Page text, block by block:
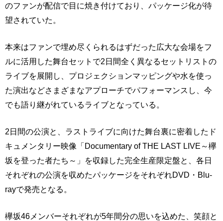
のファンが配信で目に焼き付けており、パッケージ化が待
望されていた。
本来はファンで埋め尽くられるはずだった広大な会場をフ
ルに活用した舞台セットで2日間全く異なるセットリストの
ライブを展開し、プロジェクションマッピングや水を使っ
た演出などさまざまなアプローチでパフォーマンスし、今
でも語り継がれているライブとなっている。
2日間の公演と、ラストライブに向けた舞台裏に密着したド
キュメンタリー映像「Documentary of THE LAST LIVE～欅
坂を登った者たち～」を収録した完全生産限定盤と、各日
それぞれの公演を収めたパッケージをそれぞれDVD・Blu-
rayで発売となる。
欅坂46メンバーそれぞれが5年間分の思いを込めた、笑顔と